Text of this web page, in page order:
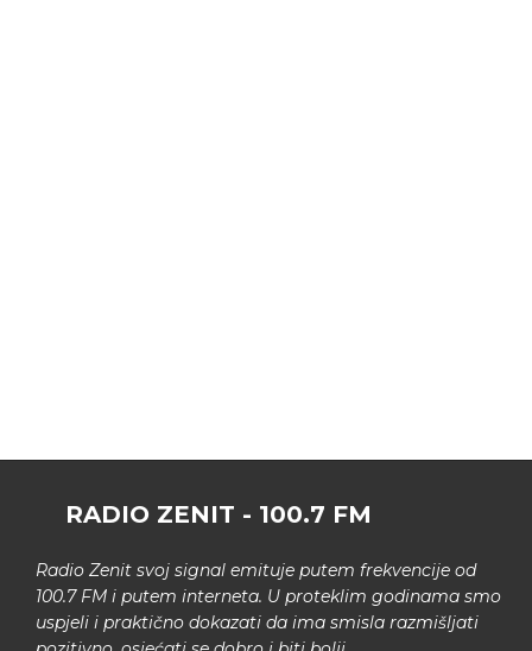
RADIO ZENIT - 100.7 FM
Radio Zenit svoj signal emituje putem frekvencije od
100.7 FM i putem interneta. U proteklim godinama smo
uspjeli i praktično dokazati da ima smisla razmišljati